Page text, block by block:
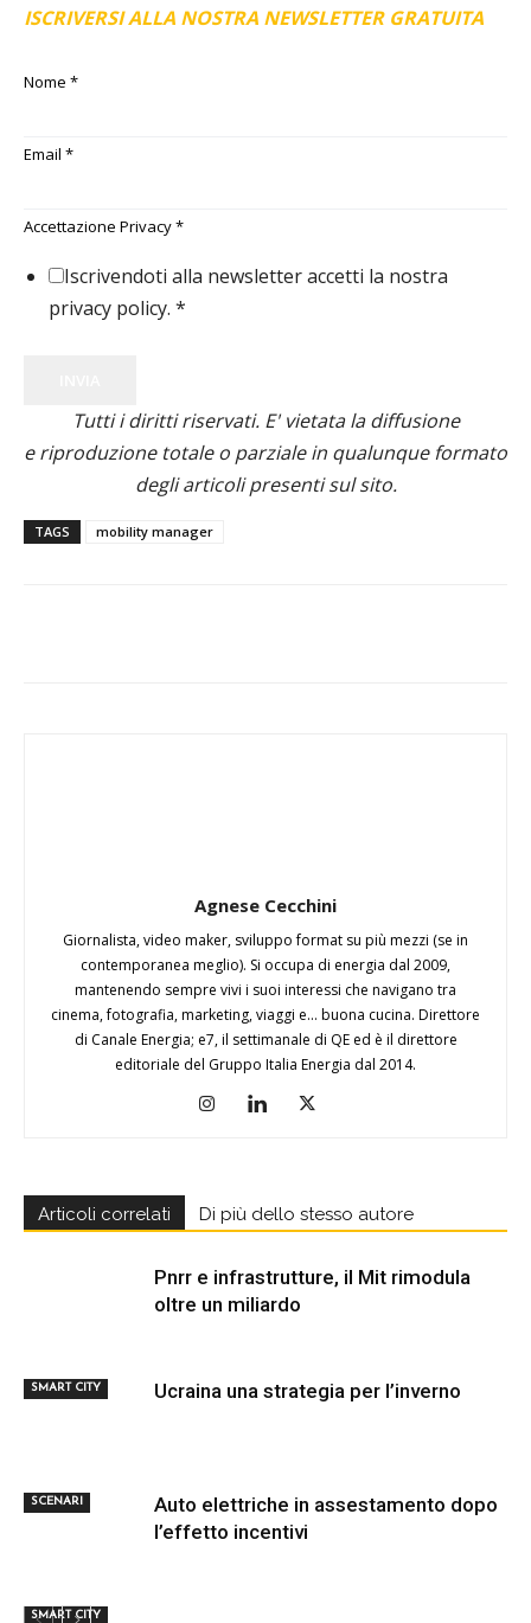
ISCRIVERSI ALLA NOSTRA NEWSLETTER GRATUITA
Nome *
Email *
Accettazione Privacy*
Iscrivendoti alla newsletter accetti la nostra
privacy policy. *
Tutti i diritti riservati. E' vietata la diffusione
e riproduzione totale o parziale in qualunque formato
degli articoli presenti sul sito.
TAGS mobility manager
Agnese Cecchini
Giornalista, video maker, sviluppo format su più mezzi (se in
contemporanea meglio). Si occupa di energia dal 2009,
mantenendo sempre vivi i suoi interessi che navigano tra
cinema, fotografia, marketing, viaggi e... buona cucina. Direttore
di Canale Energia; e7, il settimanale di QE ed è il direttore
editoriale del Gruppo Italia Energia dal 2014.
Articoli correlati Di più dello stesso autore
SMART CITY
Pnrr e infrastrutture, il Mit rimodula
oltre un miliardo
SCENARI
Ucraina una strategia per l’inverno
SMART CITY
Auto elettriche in assestamento dopo
l’effetto incentivi